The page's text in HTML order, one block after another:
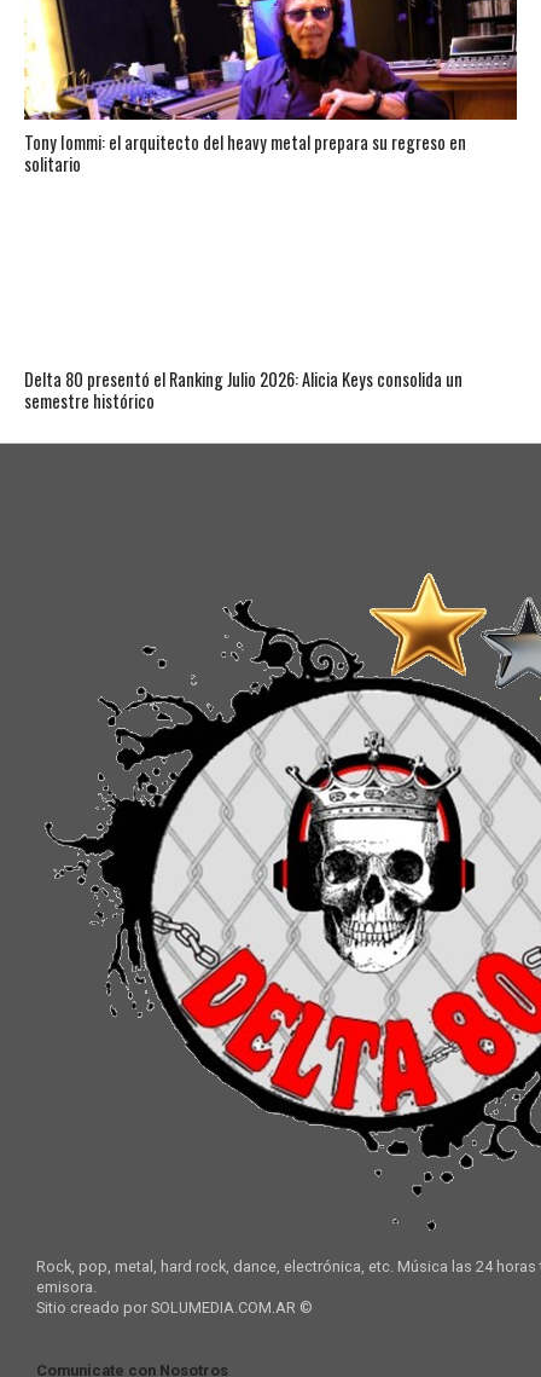
Tony Iommi: el arquitecto del heavy metal prepara su regreso en
solitario
Delta 80 presentó el Ranking Julio 2026: Alicia Keys consolida un
semestre histórico
Rock, pop, metal, hard rock, dance, electrónica, etc. Música las 24
emisora.
Sitio creado por SOLUMEDIA.COM.AR ©
Comunicate con Nosotros